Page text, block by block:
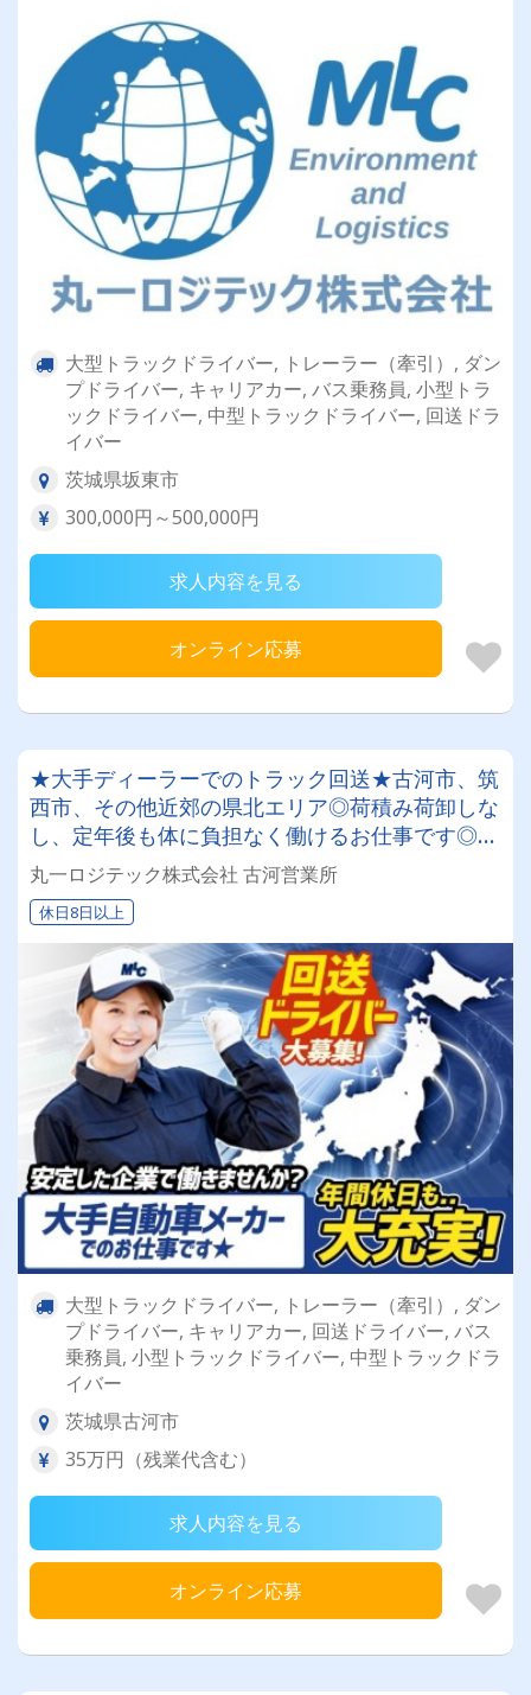
大型トラックドライバー, トレーラー（牽引）, ダン
プドライバー, キャリアカー, バス乗務員, 小型トラ
ックドライバー, 中型トラックドライバー, 回送ドラ
イバー
茨城県坂東市
300,000円～500,000円
求人内容を見る
オンライン応募
★大手ディーラーでのトラック回送★古河市、筑
西市、その他近郊の県北エリア◎荷積み荷卸しな
し、定年後も体に負担なく働けるお仕事です◎日
勤業務で残業はほとんどありません！プライベー
ト充実♪
丸一ロジテック株式会社 古河営業所
休日8日以上
大型トラックドライバー, トレーラー（牽引）, ダン
プドライバー, キャリアカー, 回送ドライバー, バス
乗務員, 小型トラックドライバー, 中型トラックドラ
イバー
茨城県古河市
35万円（残業代含む）
求人内容を見る
オンライン応募